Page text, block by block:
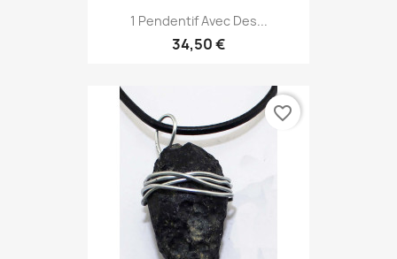
1 Pendentif Avec Des...
34,50 €
favorite_border